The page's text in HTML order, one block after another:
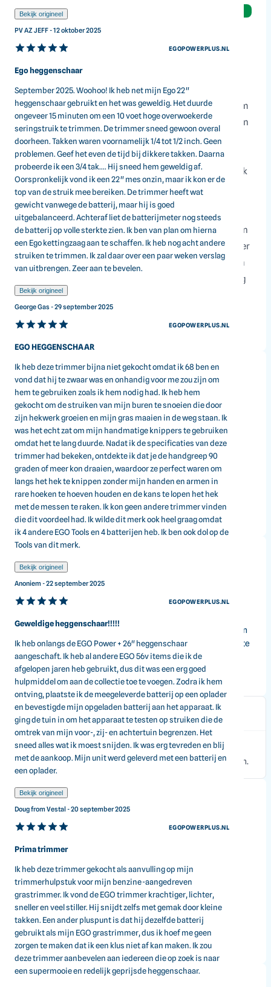
EGO
Heggenschaar
HT2601E,
66
cm
aantal
iDEAL - Betaal gemakkelijk via iDeal
Waarom de HT2601E?
De heggenscharen van EGO Power+ zijn ontwikkeld om
indrukwekkende prestaties te leveren. Ze zijn perfect in
balans en slimme kenmerken dragen bij aan prettig
werken. De draaibare handgreep en dubbele
veiligheidsschakelaar zorgen voor veel gebruiksgemak
en veilig werken.
De krachtige en stille borstelloze motor en tandwielen
zorgen voor optimaal vermogen, zonder lawaai van een
brandstof aangedreven heggchaar, trillingen en zonder
uitstoot! De heggenscharen van EGO zijn voorzien van
lasergeslepen messen en hebben een dubbele werking
voor het nauwkeurig snoeien van hagen. Alle messen
zijn voorzien van een grote snijcapaciteit om oude en
dikke hagen te kunnen snoeien.
Krachtige prestaties
De EGO Power+ heggenscharen zijn ontworpen voor
precisie om elke snoeiklus te klaren. Gebruikers waarderen
het vermogen om zelfs dikke, verwilderde begroeiing aan te
pakken.
Wat is de snijcapaciteit van de heggenschaar?
De heggenschaar heeft een snijcapaciteit van 30.5 mm,
waardoor hij geschikt is voor het snoeien van dikkere takken.
Bekijk origineel
PV AZ JEFF - 12 oktober 2025
EGOPOWERPLUS.NL
Ego heggenschaar
September 2025. Woohoo! Ik heb net mijn Ego 22"
heggenschaar gebruikt en het was geweldig. Het duurde
ongeveer 15 minuten om een 10 voet hoge overwoekerde
seringstruik te trimmen. De trimmer sneed gewoon overal
doorheen. Takken waren voornamelijk 1/4 tot 1/2 inch. Geen
problemen. Geef het even de tijd bij dikkere takken. Daarna
probeerde ik een 3/4 tak.... Hij sneed hem geweldig af.
Oorspronkelijk vond ik een 22" mes onzin, maar ik kon er de
top van de struik mee bereiken. De trimmer heeft wat
gewicht vanwege de batterij, maar hij is goed
uitgebalanceerd. Achteraf liet de batterijmeter nog steeds
de batterij op volle sterkte zien. Ik ben van plan om hierna
een Ego kettingzaag aan te schaffen. Ik heb nog acht andere
struiken te trimmen. Ik zal daar over een paar weken verslag
van uitbrengen. Zeer aan te bevelen.
Bekijk origineel
George Gas - 29 september 2025
EGOPOWERPLUS.NL
EGO HEGGENSCHAAR
Ik heb deze trimmer bijna niet gekocht omdat ik 68 ben en
vond dat hij te zwaar was en onhandig voor me zou zijn om
hem te gebruiken zoals ik hem nodig had. Ik heb hem
gekocht om de struiken van mijn buren te snoeien die door
zijn hekwerk groeien en mijn gras maaien in de weg staan. Ik
was het echt zat om mijn handmatige knippers te gebruiken
omdat het te lang duurde. Nadat ik de specificaties van deze
trimmer had bekeken, ontdekte ik dat je de handgreep 90
graden of meer kon draaien, waardoor ze perfect waren om
langs het hek te knippen zonder mijn handen en armen in
rare hoeken te hoeven houden en de kans te lopen het hek
met de messen te raken. Ik kon geen andere trimmer vinden
die dit voordeel had. Ik wilde dit merk ook heel graag omdat
ik 4 andere EGO Tools en 4 batterijen heb. Ik ben ook dol op de
Tools van dit merk.
Bekijk origineel
Anoniem - 22 september 2025
EGOPOWERPLUS.NL
Geweldige heggenschaar!!!!!
Ik heb onlangs de EGO Power + 26" heggenschaar
aangeschaft. Ik heb al andere EGO 56v items die ik de
afgelopen jaren heb gebruikt, dus dit was een erg goed
hulpmiddel om aan de collectie toe te voegen. Zodra ik hem
ontving, plaatste ik de meegeleverde batterij op een oplader
en bevestigde mijn opgeladen batterij aan het apparaat. Ik
ging de tuin in om het apparaat te testen op struiken die de
omtrek van mijn voor-, zij- en achtertuin begrenzen. Het
sneed alles wat ik moest snijden. Ik was erg tevreden en blij
met de aankoop. Mijn unit werd geleverd met een batterij en
een oplader.
Bekijk origineel
Doug from Vestal - 20 september 2025
EGOPOWERPLUS.NL
Prima trimmer
Ik heb deze trimmer gekocht als aanvulling op mijn
trimmerhulpstuk voor mijn benzine-aangedreven
grastrimmer. Ik vond de EGO trimmer krachtiger, lichter,
sneller en veel stiller. Hij snijdt zelfs met gemak door kleine
takken. Een ander pluspunt is dat hij dezelfde batterij
gebruikt als mijn EGO grastrimmer, dus ik hoef me geen
zorgen te maken dat ik een klus niet af kan maken. Ik zou
deze trimmer aanbevelen aan iedereen die op zoek is naar
een supermooie en redelijk geprijsde heggenschaar.